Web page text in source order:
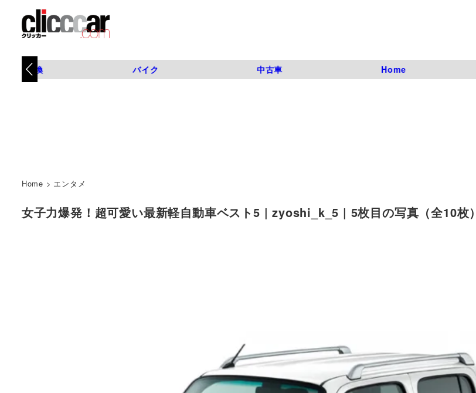
タイヤ交換 バイク 中古車 Home
Home > エンタメ
女子力爆発！超可愛い最新軽自動車ベスト5 | zyoshi_k_5 | 5枚目の写真（全10枚）